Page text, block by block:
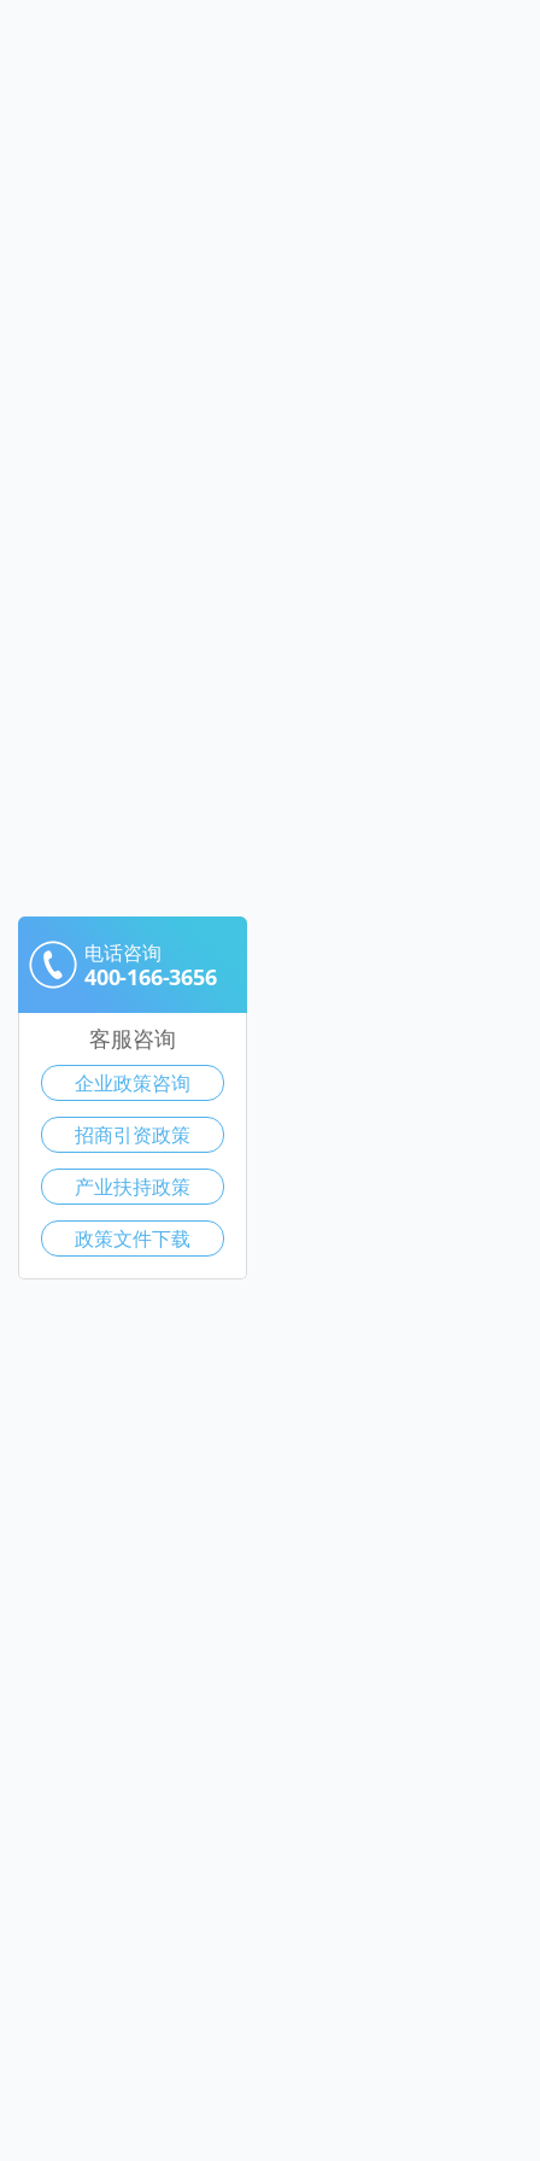
电话咨询
400-166-3656
客服咨询
企业政策咨询
招商引资政策
产业扶持政策
政策文件下载